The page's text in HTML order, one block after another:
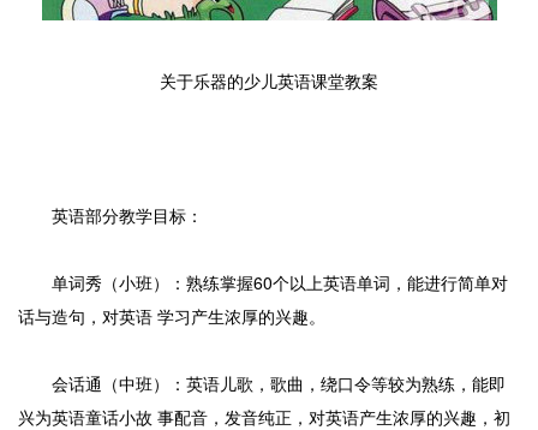
关于乐器的少儿英语课堂教案
英语部分教学目标：
单词秀（小班）：熟练掌握60个以上英语单词，能进行简单对
话与造句，对英语 学习产生浓厚的兴趣。
会话通（中班）：英语儿歌，歌曲，绕口令等较为熟练，能即
兴为英语童话小故 事配音，发音纯正，对英语产生浓厚的兴趣，初